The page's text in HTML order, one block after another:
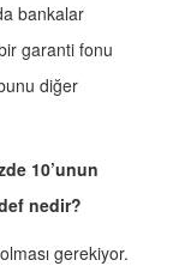
bankalar
garanti fonu
diğer
10’unun
nedir?
gerekiyor.